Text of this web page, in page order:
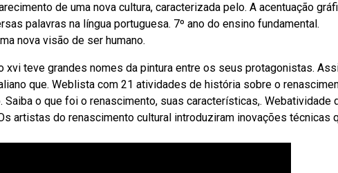
de uma nova cultura, caracterizada pelo. A acentuação
palavras na língua portuguesa. 7º ano do ensino fundamental.
nova visão de ser humano.
teve grandes nomes da pintura entre os seus protagonistas.
que. Weblista com 21 atividades de história sobre o
Saiba o que foi o renascimento, suas características,. Webatividade
artistas do renascimento cultural introduziram inovações técnicas